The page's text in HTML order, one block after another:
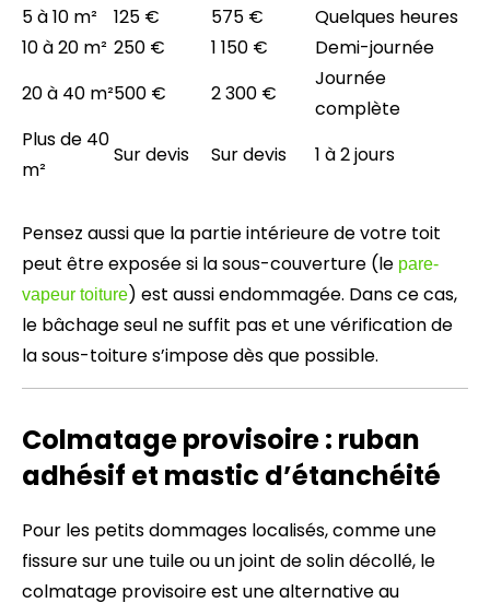
5 à 10 m²
125 € 575 €
Quelques heures
10 à 20 m² 250 € 1 150 €
Demi-journée
20 à 40 m²500 € 2 300 €
Journée
complète
Plus de 40
m²
Sur devis Sur devis 1 à 2 jours
Pensez aussi que la partie intérieure de votre toit
peut être exposée si la sous-couverture (le pare-
vapeur toiture) est aussi endommagée. Dans ce cas,
le bâchage seul ne suffit pas et une vérification de
la sous-toiture s’impose dès que possible.
Colmatage provisoire : ruban
adhésif et mastic d’étanchéité
Pour les petits dommages localisés, comme une
fissure sur une tuile ou un joint de solin décollé, le
colmatage provisoire est une alternative au